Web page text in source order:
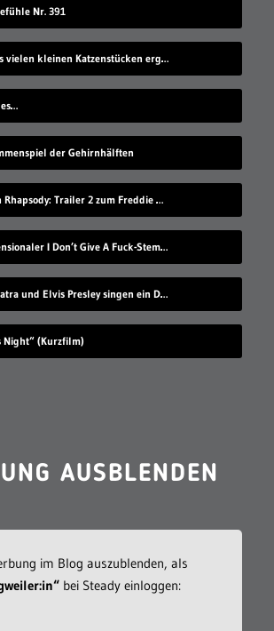
Nr. 391
Puzzle aus vielen kleinen Katzenstücken ergibt eine große Katze
der Gehirnhälften
Bohemian Rhapsody: Trailer 2 zum Freddie Mercury-Film
Überdimensionaler I Don’t Give A Fuck-Stempel
Frank Sinatra und Elvis Presley singen ein Duett
Night“ (Kurzfilm)
AUSBLENDEN
im Blog auszublenden, als
bei Steady einloggen: